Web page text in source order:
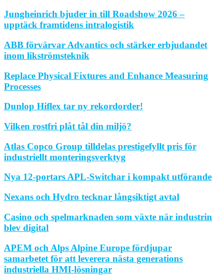
Jungheinrich bjuder in till Roadshow 2026 –
upptäck framtidens intralogistik
ABB förvärvar Advantics och stärker erbjudandet
inom likströmsteknik
Replace Physical Fixtures and Enhance Measuring
Processes
Dunlop Hiflex tar ny rekordorder!
Vilken rostfri plåt tål din miljö?
Atlas Copco Group tilldelas prestigefyllt pris för
industriellt monteringsverktyg
Nya 12-portars APL-Switchar i kompakt utförande
Nexans och Hydro tecknar långsiktigt avtal
Casino och spelmarknaden som växte när industrin
blev digital
APEM och Alps Alpine Europe fördjupar
samarbetet för att leverera nästa generations
industriella HMI-lösningar